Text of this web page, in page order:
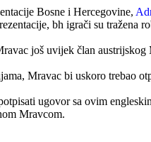
Bosne i Hercegovine,
bh igrači su tražena
još uvijek član
Mravac bi uskoro trebao
ugovor sa ovim
Mravcom.